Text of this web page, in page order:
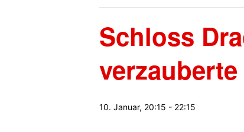
Schloss
10. Januar, 20:15 - 22:15